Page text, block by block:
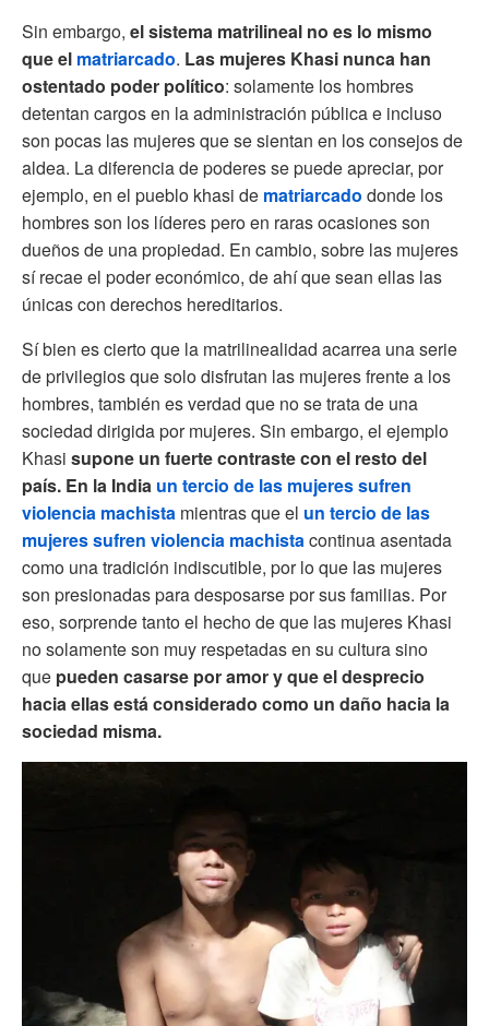
Sin embargo, el sistema matrilineal no es lo mismo
que el matriarcado. Las mujeres Khasi nunca han
ostentado poder político: solamente los hombres
detentan cargos en la administración pública e incluso
son pocas las mujeres que se sientan en los consejos de
aldea. La diferencia de poderes se puede apreciar, por
ejemplo, en el pueblo khasi de matriarcado donde los
hombres son los líderes pero en raras ocasiones son
dueños de una propiedad. En cambio, sobre las mujeres
sí recae el poder económico, de ahí que sean ellas las
únicas con derechos hereditarios.
Sí bien es cierto que la matrilinealidad acarrea una serie
de privilegios que solo disfrutan las mujeres frente a los
hombres, también es verdad que no se trata de una
sociedad dirigida por mujeres. Sin embargo, el ejemplo
Khasi supone un fuerte contraste con el resto del
país. En la India un tercio de las mujeres sufren
violencia machista mientras que el un tercio de las
mujeres sufren violencia machistacontinua asentada
como una tradición indiscutible, por lo que las mujeres
son presionadas para desposarse por sus familias. Por
eso, sorprende tanto el hecho de que las mujeres Khasi
no solamente son muy respetadas en su cultura sino
que pueden casarse por amor y queel desprecio
hacia ellas está considerado como un daño hacia la
sociedad misma.